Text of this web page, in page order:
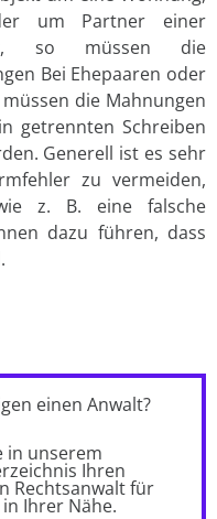
um Partner einer
so müssen die
Bei Ehepaaren oder
die Mahnungen
getrennten Schreiben
Generell ist es sehr
zu vermeiden,
z. B. eine falsche
dazu führen, dass
einen Anwalt?
in unserem
Ihren
Rechtsanwalt für
Ihrer Nähe.